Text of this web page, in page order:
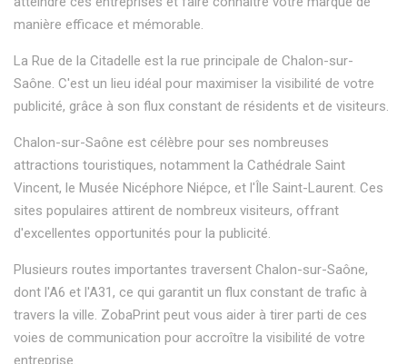
manière efficace et mémorable.
La Rue de la Citadelle est la rue principale de Chalon-sur-
Saône. C'est un lieu idéal pour maximiser la visibilité de votre
publicité, grâce à son flux constant de résidents et de visiteurs.
Chalon-sur-Saône est célèbre pour ses nombreuses
attractions touristiques, notamment la Cathédrale Saint
Vincent, le Musée Nicéphore Niépce, et l'Île Saint-Laurent. Ces
sites populaires attirent de nombreux visiteurs, offrant
d'excellentes opportunités pour la publicité.
Plusieurs routes importantes traversent Chalon-sur-Saône,
dont l'A6 et l'A31, ce qui garantit un flux constant de trafic à
travers la ville. ZobaPrint peut vous aider à tirer parti de ces
voies de communication pour accroître la visibilité de votre
entreprise.